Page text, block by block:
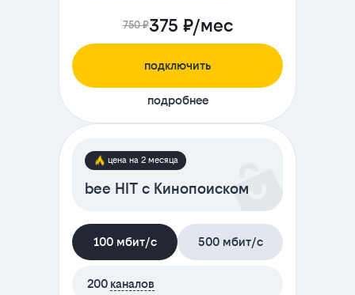
750 ₽375 ₽/мес
подключить
подробнее
цена на 2 месяца
bee HIT с Кинопоиском
100 мбит/с 500 мбит/с
200 каналов